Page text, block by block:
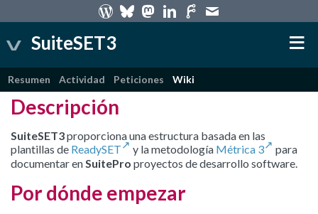
SuiteSET3
Resumen Actividad Peticiones Wiki
Descripción
SuiteSET3proporciona una estructura basada en las
plantillas de ReadySET y la metodología Métrica 3
para
documentar enSuitePro proyectos de desarrollo software.
Por dónde empezar